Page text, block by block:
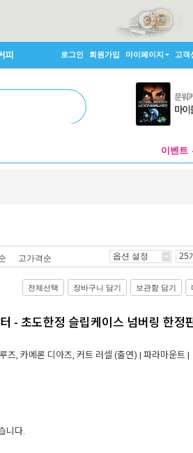
피 로그인 회원가입 마이페이지 고객
이벤트
고가격순 옵션 설정 25
전체선택 장바구니 담기 보관함 담기
- 초도한정 슬립케이스 넘버링 한정
즈, 카메론 디아즈, 커트 러셀 (출연) | 파라마운트 |
니다.